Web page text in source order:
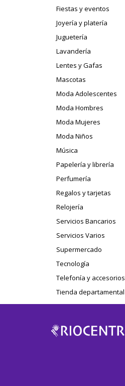
Fiestas y eventos
Joyería y platería
Juguetería
Lavandería
Lentes y Gafas
Mascotas
Moda Adolescentes
Moda Hombres
Moda Mujeres
Moda Niños
Música
Papelería y librería
Perfumería
Regalos y tarjetas
Relojería
Servicios Bancarios
Servicios Varios
Supermercado
Tecnología
Telefonía y accesorios
Tienda departamental